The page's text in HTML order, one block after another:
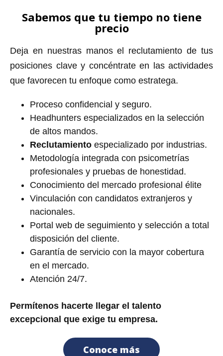
Sabemos que tu tiempo no tiene
precio
Deja en nuestras manos el reclutamiento de tus
posiciones clave y concéntrate en las actividades
que favorecen tu enfoque como estratega.
Proceso confidencial y seguro.
Headhunters especializados en la selección
de altos mandos.
Reclutamiento especializado por industrias.
Metodología integrada con psicometrías
profesionales y pruebas de honestidad.
Conocimiento del mercado profesional élite
Vinculación con candidatos extranjeros y
nacionales.
Portal web de seguimiento y selección a total
disposición del cliente.
Garantía de servicio con la mayor cobertura
en el mercado.
Atención 24/7.
Permítenos hacerte llegar el talento
excepcional que exige tu empresa.
Conoce más